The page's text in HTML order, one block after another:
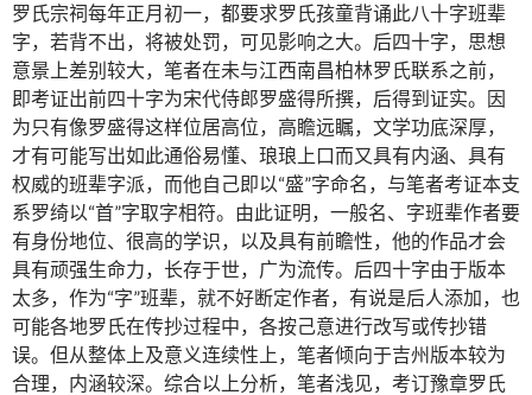
罗氏宗祠每年正月初一，都要求罗氏孩童背诵此八十字班辈
字，若背不出，将被处罚，可见影响之大。后四十字，思想
意景上差别较大，笔者在未与江西南昌柏林罗氏联系之前，
即考证出前四十字为宋代侍郎罗盛得所撰，后得到证实。因
为只有像罗盛得这样位居高位，高瞻远瞩，文学功底深厚，
才有可能写出如此通俗易懂、琅琅上口而又具有内涵、具有
权威的班辈字派，而他自己即以“盛”字命名，与笔者考证本支
系罗绮以“首”字取字相符。由此证明，一般名、字班辈作者要
有身份地位、很高的学识，以及具有前瞻性，他的作品才会
具有顽强生命力，长存于世，广为流传。后四十字由于版本
太多，作为“字”班辈，就不好断定作者，有说是后人添加，也
可能各地罗氏在传抄过程中，各按己意进行改写或传抄错
误。但从整体上及意义连续性上，笔者倾向于吉州版本较为
合理，内涵较深。综合以上分析，笔者浅见，考订豫章罗氏